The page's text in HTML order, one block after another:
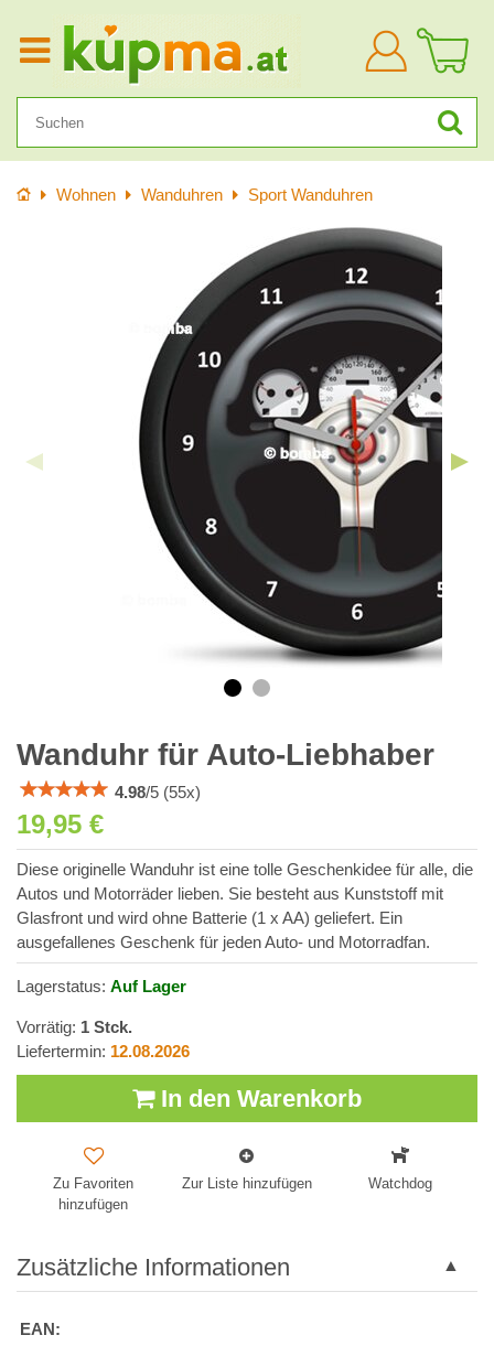
Anmelden
StartseiteWohnen Wanduhren Sport Wanduhren
Wanduhr für Auto-Liebhaber
4.98/5 (55x)
19,95 €
Diese originelle Wanduhr ist eine tolle Geschenkidee für alle, die
Autos und Motorräder lieben. Sie besteht aus Kunststoff mit
Glasfront und wird ohne Batterie (1 x AA) geliefert. Ein
ausgefallenes Geschenk für jeden Auto- und Motorradfan.
Lagerstatus: Auf Lager
Vorrätig: 1 Stck.
Liefertermin: 12.08.2026
In den Warenkorb
Zu Favoriten
hinzufügen
Zur Liste hinzufügen Watchdog
Zusätzliche Informationen
EAN: